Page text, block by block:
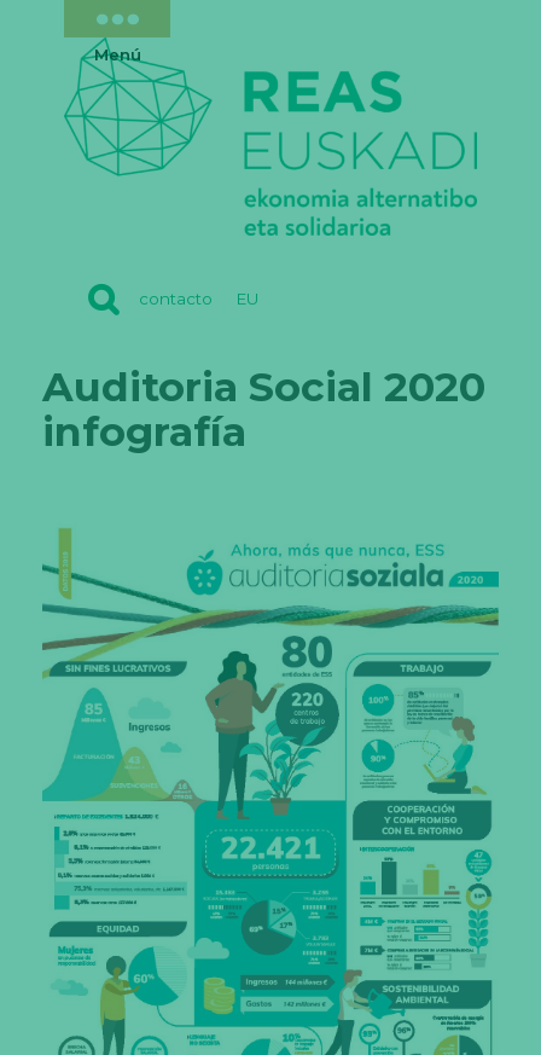
contacto EU
Menú
Auditoria Social 2020
infografía